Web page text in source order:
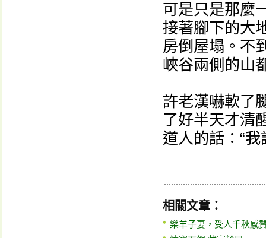
可是只是那麼
接著腳下的大
房倒屋塌。不
峽谷兩側的山
許老漢嚇軟了
了好半天才清
道人的話：“
相關文章：
樂羊子妻，受人千秋感